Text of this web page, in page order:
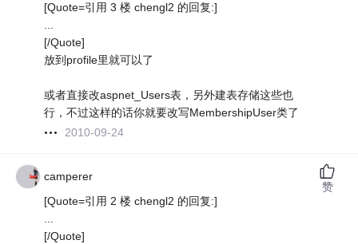
[Quote=引用 3 楼 chengl2 的回复:]
...
[/Quote]
放到profile里就可以了
或者直接改aspnet_Users表，另外建表存储这些也
行，不过这样的话你就要改写MembershipUser类了
2010-09-24
camperer
[Quote=引用 2 楼 chengl2 的回复:]
...
[/Quote]
赞